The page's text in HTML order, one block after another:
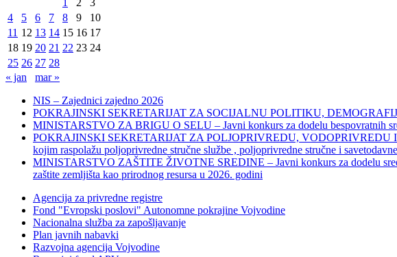
4
5 6 7 8 9
10
11 12 13 14 15 16 17
18 19 20 21 22 23 24
25 26 27 28
« jan
mar »
NIS – Zajednici zajedno 2026
POKRAJINSKI SEKRETARIJAT ZA SOCIJALNU POLITIKU,
MINISTARSTVO ZA BRIGU O SELU – Javni konkurs za dodelu bespovratnih
POKRAJINSKI SEKRETARIJAT ZA POLJOPRIVREDU, VODOPRIVREDU I
kojim raspolažu poljoprivredne stručne službe , poljoprivredne stručne i
MINISTARSTVO ZAŠTITE ŽIVOTNE SREDINE – Javni konkurs za dodelu
zaštite zemljišta kao prirodnog resursa u 2026. godini
Agencija za privredne registre
Fond "Evropski poslovi" Autonomne pokrajine Vojvodine
Nacionalna služba za zapošljavanje
Plan javnih nabavki
Razvojna agencija Vojvodine